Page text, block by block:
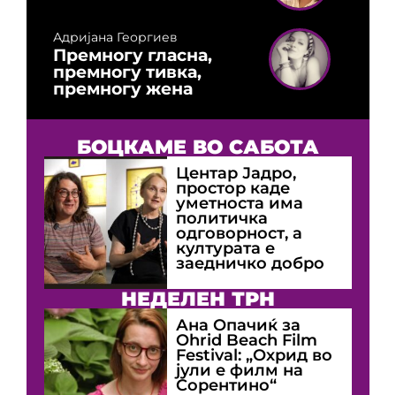
Адријана Георгиев
Премногу гласна,
премногу тивка,
премногу жена
БОЦКАМЕ ВО САБОТА
Центар Јадро,
простор каде
уметноста има
политичка
одговорност, а
културата е
заедничко добро
НЕДЕЛЕН ТРН
Ана Опачиќ за
Оhrid Beach Film
Festival: „Охрид во
јули е филм на
Сорентино“